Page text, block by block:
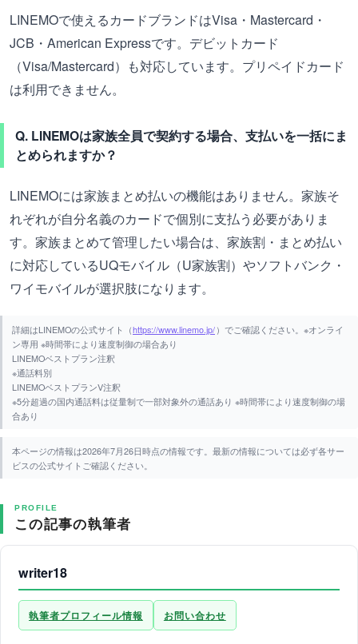
LINEMOで使えるカードブランドはVisa・Mastercard・
JCB・American Expressです。デビットカード
（Visa/Mastercard）も対応しています。プリペイドカード
は利用できません。
Q. LINEMOは家族全員で契約する場合、支払いを一括にま
とめられますか？
LINEMOには家族まとめ払いの機能はありません。家族そ
れぞれが自分名義のカードで個別に支払う必要がありま
す。家族まとめて管理したい場合は、家族割・まとめ払い
に対応しているUQモバイル（U家族割）やソフトバンク・
ワイモバイルが選択肢になります。
詳細はLINEMOの公式サイト（https://www.linemo.jp/）でご確認ください。※オンライ
ン専用 ※時間帯により速度制御の場合あり
LINEMOベストプラン注釈
※通話料別
LINEMOベストプランV注釈
※5分超過の国内通話料は従量制で一部対象外の通話あり ※時間帯により速度制御の場
合あり
本ページの情報は2026年7月26日時点の情報です。最新の情報については必ず各サー
ビスの公式サイトご確認ください。
PROFILE
この記事の執筆者
writer18
執筆者プロフィール情報 お問い合わせ